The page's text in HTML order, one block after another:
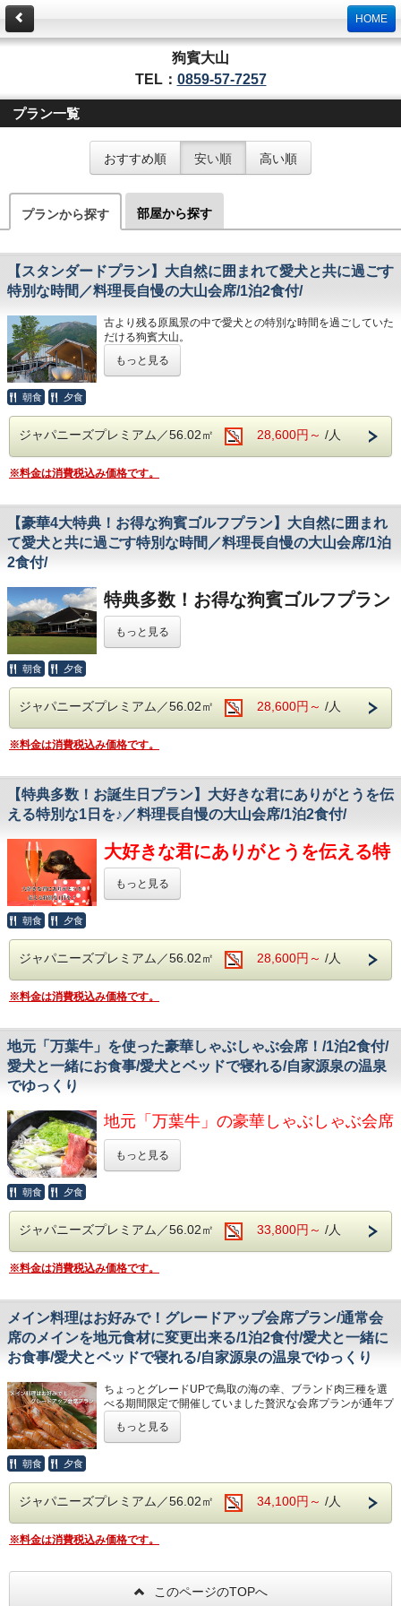
HOME
狗賓大山
TEL： 0859-57-7257
プラン一覧
おすすめ順 安い順 高い順
プランから探す 部屋から探す
【スタンダードプラン】大自然に囲まれて愛犬と共に過ごす
特別な時間／料理長自慢の大山会席/1泊2食付/
古より残る原風景の中で愛犬との特別な時間を過ごしていた
だける狗賓大山。
15室のゲストルームはお部屋でゆっくり過ごしていただけ
るよう、十分な広さを確保しております。その他、澄んだ森
る旬の素材を厳選した本格会席料理と利酒師でもある料理長
がセレクトした山陰の地酒やワインと共にご堪能ください。
約）
また、レストランにはテーブル席のほか3つの個室（無料・
お申し込み順）もご用意しておりますのでどうぞご利用くだ
さい。
の為にお弁当箱でのご提供を承っております。宿泊料金
は-5,500円となります。ご希望のお客様は下記の「小学生夕
※プレミアムツインCタイプ以外のお部屋は階段を使用しな
ざいます事をご了承ください。）
【愛犬宿泊料金】※1泊あたり
・犬種、大きさ、頭数に関わらず１頭あたり3,300円
いただきます。
※予約フォーム内、人数部分の愛犬欄には必ず愛犬の頭数を
ご入力ください。
（1,100円お値引き）になる特典がございます。
もっと見る
朝食 夕食
ジャパニーズプレミアム／56.02㎡ 28,600円～ /人
※料金は消費税込み価格です。
【豪華4大特典！お得な狗賓ゴルフプラン】大自然に囲まれ
て愛犬と共に過ごす特別な時間／料理長自慢の大山会席/1泊
2食付/
特典多数！お得な狗賓ゴルフプラン
当ホテルから車で約10分の距離にある地元大山の老舗クラ
示金額はホテル宿泊費のみです。ゴルフプレー料金は別途発
生致します。
ホテル預かり(体重・年齢制限あり)で安心。また送迎付きな
大山の地形を活かした多彩なコースは何度でも挑戦したくな
るほど魅力的。
パートナーやご家族と素敵な時間をお過ごしください。
ンへ打ち込みましょう!!
ホテルでのお食事はワンちゃんと一緒にいただく事が出来ま
す！ワンちゃん用のお食事もご用意しております（有料・要
壮大な大山の大自然に包まれながら自家源泉の温泉にゆっく
りと浸かり、愛犬とゆっくりと流れる時を過ごし、日本の四
季を感じていただける旬の素材を厳選した本格会席料理と利
～豪華4大特典～
込）のお値引き）
約あり）
※ゴルフ場のスケジュール及び天候状態によってはご予約が
出来ない場合がございます。
※例年、12月中旬〜3月上旬までは積雪の為、クローズとな
ります。詳細は
下さい。
せん。（ホテルからゴルフ場への予約が完了してご予約成立
となります）
※ご予約は宿泊7日前までにお済ませ下さい。
※プレー費及びゴルフ場でご利用された料金はすべて現地で
のご精算となります。
ド希望日を備考にご記載ください。
※愛犬預かりは当ホテルの規定に準じます。お預かりできる
わんちゃんは、生後5か月～12歳、概ね12kg未満のわんちゃ
ん（小型犬クラス）とさせていただきます。
り:4000円。
プレー当日、1組当り:6,000円。
※当プランはホテル、ゴルフ場様の特定日は除外となりま
す。
℡.0859-68-3211）
もっと見る
朝食 夕食
ジャパニーズプレミアム／56.02㎡ 28,600円～ /人
※料金は消費税込み価格です。
【特典多数！お誕生日プラン】大好きな君にありがとうを伝
える特別な1日を♪／料理長自慢の大山会席/1泊2食付/
大好きな君にありがとうを伝える特
別な1日を♪
時間として狗賓でお過ごしください。
☆プラン限定スペシャル特典☆
①狗賓スタッフから おもちゃ＆ケーキ の嬉しいお誕生日プ
レゼント！！(お誕生日のワンちゃんが対象です。)
古より残る原風景の中で愛犬との特別な時間を過ごしていた
だける狗賓大山。
の息吹を感じていただけるテラスカフェや囲炉裏バー、自家
源泉から溢れる温泉、3カ所のドッグラン等、エリアNO1の
充実した設備とホスピタリティでおもてなしいたします。
愛犬同伴可能なレストランでは日本の四季を感じていただけ
ワンちゃん用のお食事もご用意しております（有料・要予
約）
また、レストランにはテーブル席のほか3つの個室（無料・
お申し込み順）もご用意しておりますのでどうぞご利用くだ
さい。
※小学生は大人料金となりますが、会席は食べれないお子様
の為にお弁当箱でのご提供を承っております。宿泊料金
は-5,500円となります。ご希望のお客様は下記の「小学生夕
食」にご希望人数を選択の上、ご予約ください。
※プレミアムツインCタイプ以外のお部屋は階段を使用しな
いと館内移動が出来ないお部屋がございます。階段を使わず
に移動が出来るお部屋を希望される方は備考欄にその旨をご
記載ください。（ご予約の状況でご希望に添えない場合がご
ざいます事をご了承ください。）
ご宿泊の際にはホームページに掲載いたします「愛犬同伴宿
泊規約」を予めご確認いただき、ご宿泊時にご同意の署名を
※予約フォーム内、人数部分の愛犬欄には必ず愛犬の頭数を
ご入力ください。
（1,100円お値引き）になる特典がございます。
もっと見る
朝食 夕食
ジャパニーズプレミアム／56.02㎡ 28,600円～ /人
※料金は消費税込み価格です。
地元「万葉牛」を使った豪華しゃぶしゃぶ会席！/1泊2食付/
愛犬と一緒にお食事/愛犬とベッドで寝れる/自家源泉の温泉
でゆっくり
地元「万葉牛」の豪華しゃぶしゃぶ会席
鳥取県で飼育された黒毛和牛。生産者と語り合いながら生ま
れたあっさりと溶ける霜降り。肉味に旨味があり、脂の融点
通常会席（スタンダードプラン）の先付・一口・椀物・お造
りのあとにしゃぶしゃぶをお出しするプランとなります。
もちろん、お食事はワンちゃんと一緒にいただく事が出来ま
予約）
また、レストランにはテーブル席のほか3つの個室（無料・
お申し込み順）もご用意しておりますのでどうぞご利用くだ
さい。
壮大な大山の大自然に包まれながら自家源泉の温泉にゆっく
りと浸かり、愛犬とゆっくりと流れる時を過ごし、最上級の
しゃぶしゃぶ会席に舌鼓。
お食事の後は、囲炉裏バーで旅の思い出を語り合う。。。狗
賓でしかご提供出来ない至福の時間をご堪能ください！
日希望のプランでご予約ください。（どちらかのご予約の備
考欄に「連泊」とご記入ください。）
※仕入れの都合上、本会席はご宿泊日の7日前までにご予約
ください。
※会席が食べれない・苦手な小学生のお子様はお弁当箱タイ
画面のオプションから選択ください。
※プレミアムツインCタイプ以外のお部屋は階段を使用しな
もっと見る
朝食 夕食
ジャパニーズプレミアム／56.02㎡ 33,800円～ /人
※料金は消費税込み価格です。
メイン料理はお好みで！グレードアップ会席プラン/通常会
席のメインを地元食材に変更出来る/1泊2食付/愛犬と一緒に
お食事/愛犬とベッドで寝れる/自家源泉の温泉でゆっくり
ちょっとグレードUPで鳥取の海の幸、ブランド肉三種を選
べる期間限定で開催していました贅沢な会席プランが通年プ
ご好評いただいております料理長渾身の旬の素材を厳選した
していただける良いとこ取りのプランとなっております。
選食材をお楽しみ下さい。
更に、ご同行者様と別々の選択をしていただいてもかまいま
▼料理内容
もっと見る
朝食 夕食
ジャパニーズプレミアム／56.02㎡ 34,100円～ /人
※料金は消費税込み価格です。
このページのTOPへ